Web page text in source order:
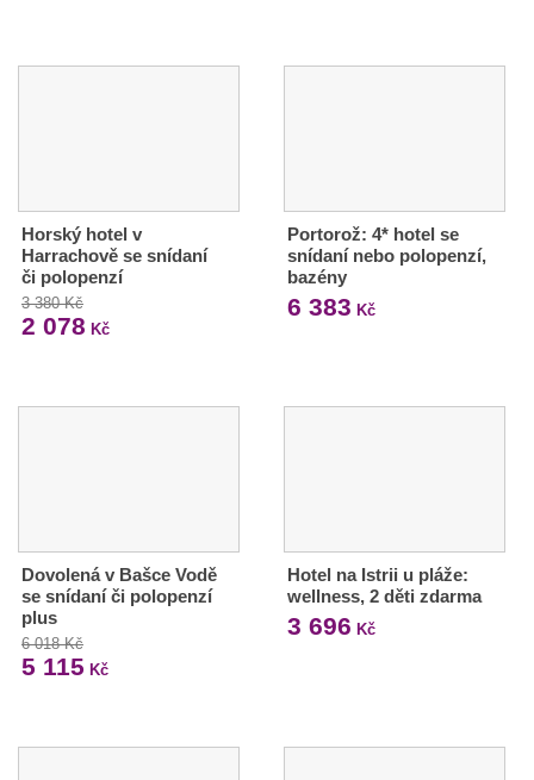
Horský hotel v
Harrachově se snídaní
či polopenzí
3 380 Kč
2 078 Kč
Portorož: 4* hotel se
snídaní nebo polopenzí,
bazény
6 383 Kč
Dovolená v Bašce Vodě
se snídaní či polopenzí
plus
6 018 Kč
5 115 Kč
Hotel na Istrii u pláže:
wellness, 2 děti zdarma
3 696 Kč